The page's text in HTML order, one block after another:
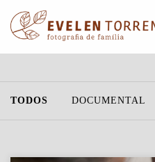
TODOS DOCUMENTAL